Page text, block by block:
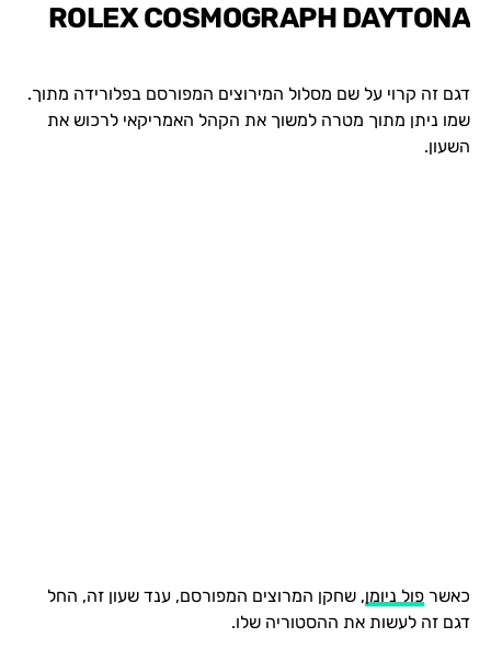
ROLEX COSMOGRAPH DAYTONA
דגם זה קרוי על שם מסלול המירוצים המפורסם בפלורידה מתוך.
שמו ניתן מתוך מטרה למשוך את הקהל האמריקאי לרכוש את
השעון.
כאשר פול ניומן, שחקן המרוצים המפורסם, ענד שעון זה, החל
דגם זה לעשות את ההסטוריה שלו.